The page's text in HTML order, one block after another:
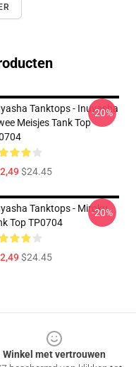
Tanktops - Inuyasha
Meisjes Tank Top
$24.45
-20%
Tanktops - Miroku
Top TP0704
$24.45
-20%
Winkel met vertrouwen